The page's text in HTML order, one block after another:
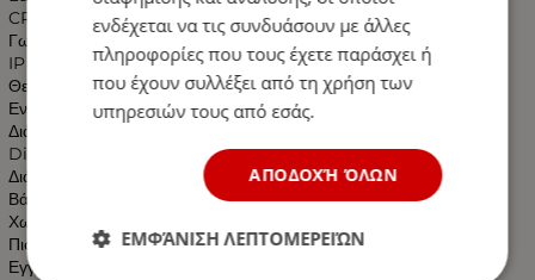
CRI (Ra>) : 80
Γωνία Δέσμης : 360°
IP : 20
Θερμοκρασία Λειτουργίας : -20℃～45℃
Ενεργειακή κλάση: A+
Διάρκεια ζωής: 25000 ώρες.
Dimming : ΟΧΙ
Διάσταση : ø35*115mm
Βάρος : 0.050 kgr
Χωρίς UV και IR Ακτινοβολία
Πιστοποιητικά: CE & RoHS
Εγγύηση :2 Χρόνια
ενδέχεται να τις συνδυάσουν με άλλες
πληροφορίες που τους έχετε παράσχει ή
που έχουν συλλέξει από τη χρήση των
υπηρεσιών τους από εσάς.
ΑΠΟΔΟΧΉ ΌΛΩΝ
ΕΜΦΆΝΙΣΗ ΛΕΠΤΟΜΕΡΕΙΏΝ